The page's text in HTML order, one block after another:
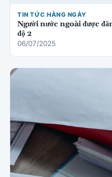
TIN TỨC HÀNG NGÀY
Người nước ngoài được
độ 2
06/07/2025